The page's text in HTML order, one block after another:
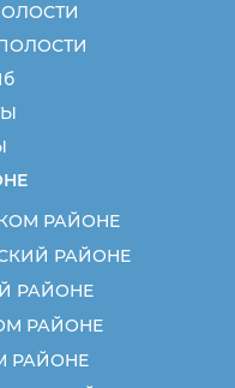
РАЙОНЕ
РАЙОНЕ
РАЙОНЕ
РАЙОНЕ
РАЙОНЕ